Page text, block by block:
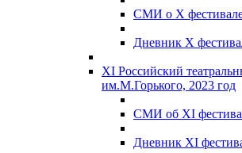
СМИ о X
Дневник X
XI Российский
им.М.Горького, 2023 год
СМИ об XI
Дневник XI